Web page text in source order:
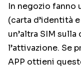
In negozio
(carta d’identità
un’altra SIM
l’attivazione. Se
APP ottieni